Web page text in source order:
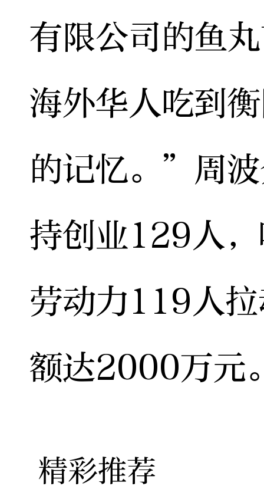
有限公司的鱼
海外华人吃到
的记忆。”周
持创业129人
劳动力119人
额达2000万元
精彩推荐